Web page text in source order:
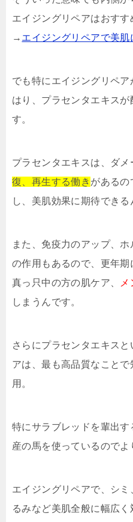
エイジングリペアはおすす
→ エイジングリペアで美肌
でも特にエイジングリペ
はり、プラセンタエキス
す。
プラセンタエキスは、ダメ
復、再生する働き があるの
し、美肌効果に期待できる
また、免疫力のアップ、
の作用もあるので、更年
真っ只中の方の肌ケア、
しまうんです。
さらにプラセンタエキス
アは、最も高品質なこと
用。
特にサラブレッドを輩出
産の馬を使っているのでよ
エイジングリペアで、シ
るみなど美肌全般に幅広